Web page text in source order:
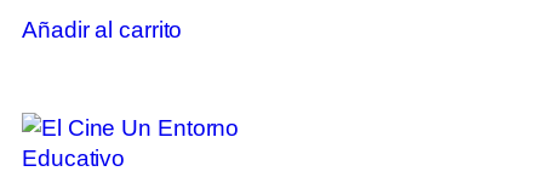
Añadir al carrito